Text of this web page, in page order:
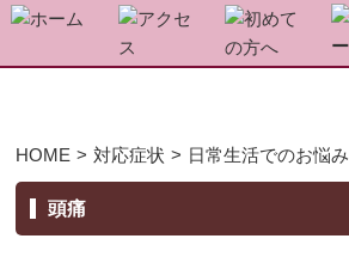
HOME > 対応症状 > 日常生活でのお悩み
頭痛